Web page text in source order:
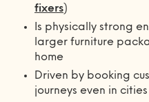
fixers)
Is physically strong
larger furniture
home
Driven by booking
journeys even in